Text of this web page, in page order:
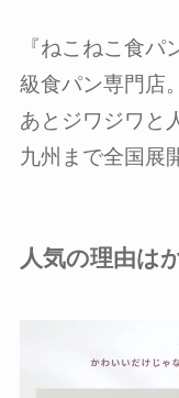
『ねこねこ食
級食パン専門店
あとジワジワと
九州まで全国展
人気の理由は